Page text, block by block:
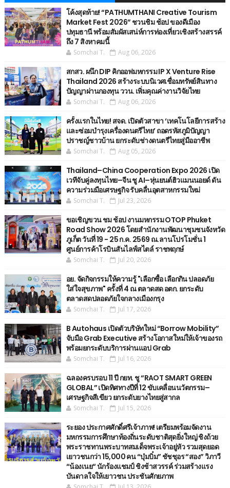
โค้งสุดท้าย! “PATHUMTHANI Creative Tourism
Market Fest 2026” ชวนชิม ช้อป ของดีเมือง
ปทุมธานี พร้อมสัมผัสเสน่ห์การท่องเที่ยวเชิงสร้างสรรค์
ถึง 7 สิงหาคมนี้
Somchai T. Aug 06, 2026
สกสว. ผนึก DIP คิกออฟมหกรรม IP X Venture Rise
Thailand 2026 สร้างระบบนิเวศเชื่อมทรัพย์สินทาง
ปัญญาผ่านกองทุน ววน. เพิ่มคุณค่างานวิจัยไทย
Somchai T. Aug 06, 2026
ครั้งแรกในไทย! สจด. เปิดตัวสาขา ‘เทคโนโลยีการสร้าง
และซ่อมบำรุงเครื่องดนตรีไทย’ ​ถอดรหัสภูมิปัญญา
ปราชญ์ชาวบ้าน ยกระดับช่างดนตรีไทยสู่มืออาชีพ
Somchai T. Aug 05, 2026
Thailand–China Cooperation Expo 2026 เปิด
เวทีจับคู่ลงทุนไทย–จีน ชู AI–หุ่นยนต์ฮิวแมนนอยด์ ดัน
ความร่วมมือเศรษฐกิจ รับคลื่นอุตสาหกรรมใหม่
Somchai T. Jul 23, 2026
ขอเชิญขวน ชม ช้อป งานมหกรรม OTOP Phuket
Road Show 2026 โดยสำนักงานพัฒนาชุมชนจังหวัด
ภูเก็ต วันที่ 19 - 25 ก.ค. 2569 ณ.ลานโปรโมชั่น 1
ศูนย์การค้าโรบินสันไลฟ์สไตล์ ราชพฤกษ์
Somchai T. Jul 20, 2026
อย. จัดกิจกรรมให้ความรู้ "เลือกซื้อ เลือกกิน ปลอดภัย
ใส่ใจสุขภาพ" ครั้งที่ 4 ณ ตลาดสด อตก. ยกระดับ
ตลาดสดปลอดภัยใจกลางเมืองกรุง
Somchai T. Jul 17, 2026
B Autohaus เปิดตัวบริษัทใหม่ “Borrow Mobility”
จับมือ Grab Executive สร้างโอกาสใหม่ให้เจ้าของรถ
พร้อมยกระดับบริการผ่านแอป Grab
Somchai T. Jul 16, 2026
ฉลองครบรอบ 11 ปี กยท. ชู “RAOT SMART GREEN
GLOBAL” เปิดทิศทางปีที่ 12 ขับเคลื่อนนวัตกรรม–
เศรษฐกิจสีเขียว ยกระดับยางไทยสู่สากล
Somchai T. Jul 15, 2026
ระยอง ประกาศศักดิ์ศรีเจ้าภาพ! เตรียมพร้อมจัดงาน
มหกรรมการศึกษาท้องถิ่นระดับชาติสุดยิ่งใหญ่ ชิงถ้วย
พระราชทานพระบาทสมเด็จพระเจ้าอยู่หัว รวมสุดยอด
เยาวชนกว่า 15,000 คน “บุ๋มบิ๋ม” ชัชชุอร “สอง” วิภาวี
“น้องเนย“ นักร้องแชมป์ ชิงช้าสวรรค์ ร่วมสร้างแรง
บันดาลใจให้เยาวชน ประชันศักยภาพ